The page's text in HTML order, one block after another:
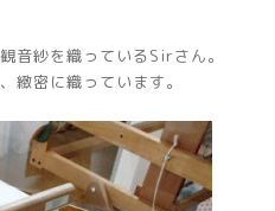
音紗を織っているSirさん。
緻密に織っています。